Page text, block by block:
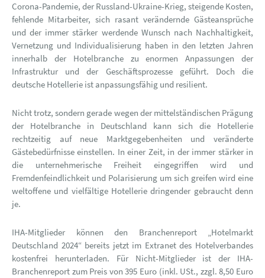
Corona-Pandemie, der Russland-Ukraine-Krieg, steigende Kosten,
fehlende Mitarbeiter, sich rasant verändernde Gästeansprüche
und der immer stärker werdende Wunsch nach Nachhaltigkeit,
Vernetzung und Individualisierung haben in den letzten Jahren
innerhalb der Hotelbranche zu enormen Anpassungen der
Infrastruktur und der Geschäftsprozesse geführt. Doch die
deutsche Hotellerie ist anpassungsfähig und resilient.
Nicht trotz, sondern gerade wegen der mittelständischen Prägung
der Hotelbranche in Deutschland kann sich die Hotellerie
rechtzeitig auf neue Marktgegebenheiten und veränderte
Gästebedürfnisse einstellen. In einer Zeit, in der immer stärker in
die unternehmerische Freiheit eingegriffen wird und
Fremdenfeindlichkeit und Polarisierung um sich greifen wird eine
weltoffene und vielfältige Hotellerie dringender gebraucht denn
je.
IHA-Mitglieder können den Branchenreport „Hotelmarkt
Deutschland 2024“ bereits jetzt im Extranet des Hotelverbandes
kostenfrei herunterladen. Für Nicht-Mitglieder ist der IHA-
Branchenreport zum Preis von 395 Euro (inkl. USt., zzgl. 8,50 Euro